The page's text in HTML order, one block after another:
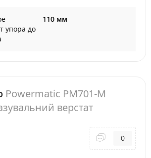
упора до
110 мм
Powermatic PM701-M
верстат
0